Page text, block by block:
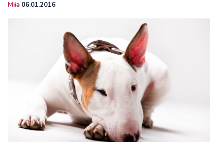
Miia 06.01.2016